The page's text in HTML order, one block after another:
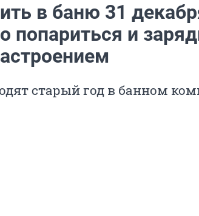
в баню 31
и
старый год в банном